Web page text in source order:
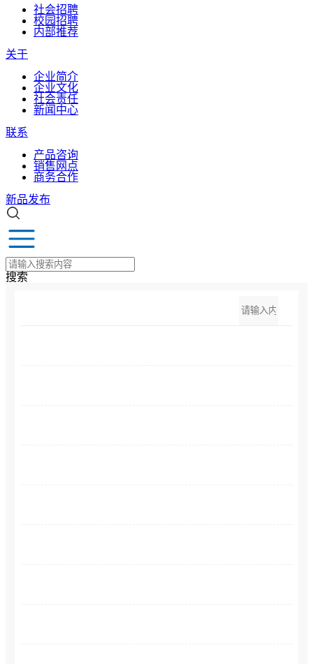
社会招聘
校园招聘
内部推荐
关于
企业简介
企业文化
社会责任
新闻中心
联系
产品咨询
销售网点
商务合作
新品发布
搜索